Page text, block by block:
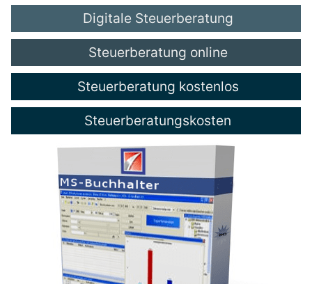
Digitale Steuerberatung
Steuerberatung online
Steuerberatung kostenlos
Steuerberatungskosten